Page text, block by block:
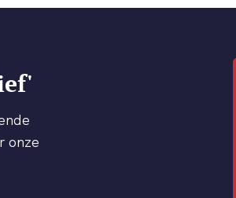
onze